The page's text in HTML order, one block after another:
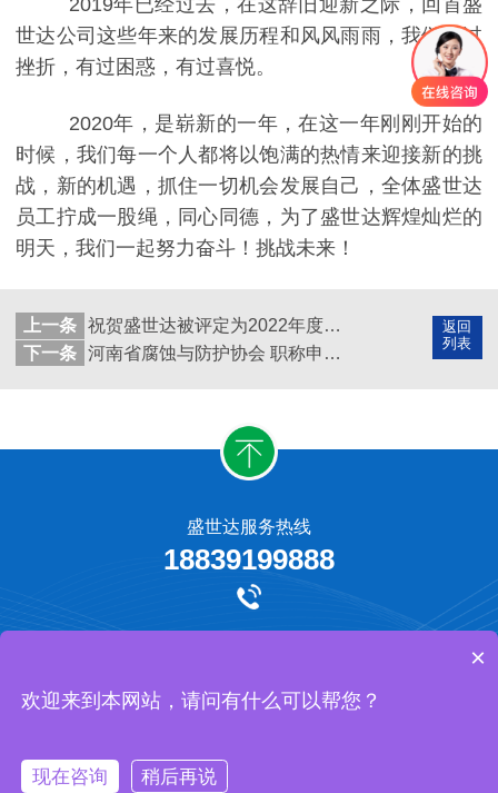
世达公司这些年来的发展历程和风风雨雨，我们有过
挫折，有过困惑，有过喜悦。
2020年，是崭新的一年，在这一年刚刚开始的
时候， 我们每一个人都将以饱满的热情来迎接新的挑
战，新的机遇，抓住一切机会发展自己，全体盛世达
员工拧成一股绳，同心同德，为了盛世达辉煌灿烂的
明天，我们一起努力奋斗！挑战未来！
返回
列表
上一条
祝贺盛世达被评定为2022年度河南省“专精特新”中小企业
下一条
河南省腐蚀与防护协会 职称申报工作座谈会在盛世达公司召开
盛世达服务热线
18839199888
https://affim.baidu.com/cps/chat?
×
欢迎来到本网站，请问有什么可以帮您？
现在咨询 稍后再说